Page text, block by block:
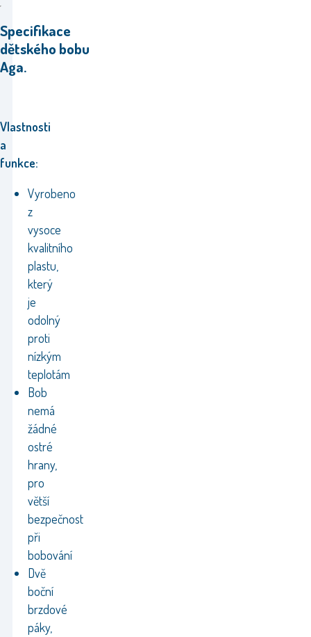
Specifikace
dětského bobu
Aga.
Vlastnosti
a
funkce:
Vyrobeno
z
vysoce
kvalitního
plastu,
který
je
odolný
proti
nízkým
teplotám
Bob
nemá
žádné
ostré
hrany,
pro
větší
bezpečnost
při
bobování
Dvě
boční
brzdové
páky,